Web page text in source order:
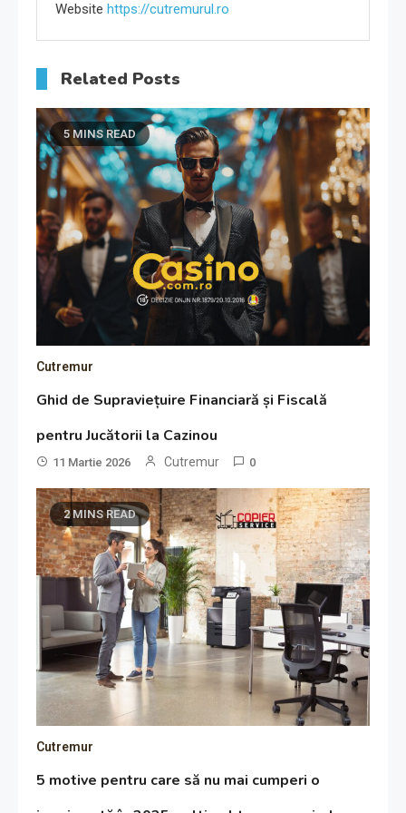
Website https://cutremurul.ro
Related Posts
5 MINS READ
Cutremur
Ghid de Supraviețuire Financiară și Fiscală
pentru Jucătorii la Cazinou
11 Martie 2026 Cutremur 0
2 MINS READ
Cutremur
5 motive pentru care să nu mai cumperi o